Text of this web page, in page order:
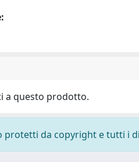
a questo prodotto.
protetti da copyright e tutti i